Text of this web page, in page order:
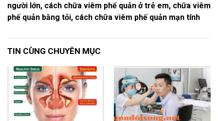
người lớn, cách chữa viêm phế quản ở trẻ em, chữa viêm
phế quản bằng tỏi, cách chữa viêm phế quản mạn tính
TIN CÙNG CHUYÊN MỤC